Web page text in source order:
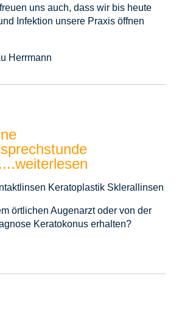
uns auch, dass wir bis heute
Infektion unsere Praxis öffnen
Herrmann
örtlichen Augenarzt oder von der
Keratokonus erhalten?